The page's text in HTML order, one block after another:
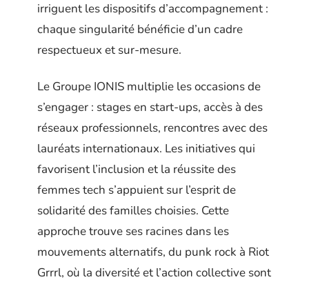
irriguent les dispositifs d’accompagnement :
chaque singularité bénéficie d’un cadre
respectueux et sur-mesure.
Le Groupe IONIS multiplie les occasions de
s’engager : stages en start-ups, accès à des
réseaux professionnels, rencontres avec des
lauréats internationaux. Les initiatives qui
favorisent l’inclusion et la réussite des
femmes tech s’appuient sur l’esprit de
solidarité des familles choisies. Cette
approche trouve ses racines dans les
mouvements alternatifs, du punk rock à Riot
Grrrl, où la diversité et l’action collective sont